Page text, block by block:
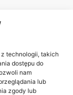
technologii, takich
dostępu do
nam
lub
zgody lub